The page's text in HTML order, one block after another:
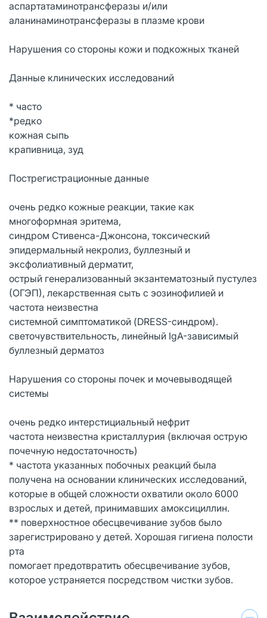
аспартатаминотрансферазы и/или
аланинаминотрансферазы в плазме крови
Нарушения со стороны кожи и подкожных тканей
Данные клинических исследований
* часто
*редко
кожная сыпь
крапивница, зуд
Пострегистрационные данные
очень редко кожные реакции, такие как
многоформная эритема,
синдром Стивенса-Джонсона, токсический
эпидермальный некролиз, буллезный и
эксфолиативный дерматит,
острый генерализованный экзантематозный пустулез
(ОГЭП), лекарственная сыть с эозинофилией и
частота неизвестна
системной симптоматикой (DRESS-синдром).
светочувствительность, линейный IgA-зависимый
буллезный дерматоз
Нарушения со стороны почек и мочевыводящей
системы
очень редко интерстициальный нефрит
частота неизвестна кристаллурия (включая острую
почечную недостаточность)
* частота указанных побочных реакций была
получена на основании клинических исследований,
которые в общей сложности охватили около 6000
взрослых и детей, принимавших амоксициллин.
** поверхностное обесцвечивание зубов было
зарегистрировано у детей. Хорошая гигиена полости
рта
помогает предотвратить обесцвечивание зубов,
которое устраняется посредством чистки зубов.